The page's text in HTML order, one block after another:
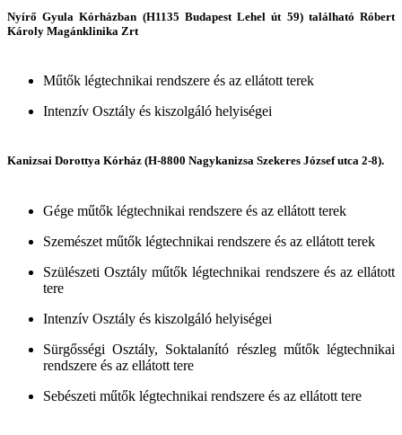
Nyírő Gyula Kórházban (H1135 Budapest Lehel út 59) található Róbert
Károly Magánklinika Zrt
Műtők légtechnikai rendszere és az ellátott terek
Intenzív Osztály és kiszolgáló helyiségei
Kanizsai Dorottya Kórház (H-8800 Nagykanizsa Szekeres József utca 2-8).
Gége műtők légtechnikai rendszere és az ellátott terek
Szemészet műtők légtechnikai rendszere és az ellátott terek
Szülészeti Osztály műtők légtechnikai rendszere és az ellátott
tere
Intenzív Osztály és kiszolgáló helyiségei
Sürgősségi Osztály, Soktalanító részleg műtők légtechnikai
rendszere és az ellátott tere
Sebészeti műtők légtechnikai rendszere és az ellátott tere